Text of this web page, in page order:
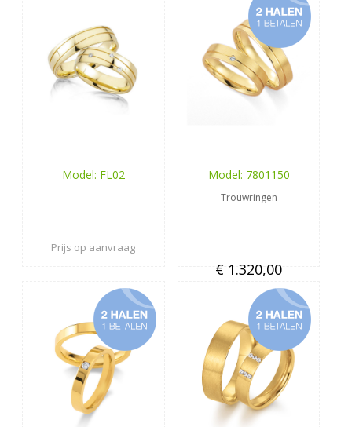
Model: FL02
Prijs op aanvraag
Model: 7801150
Trouwringen
€ 1.320,00